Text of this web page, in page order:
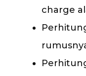
charge